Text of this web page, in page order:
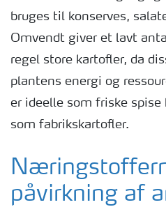
bruges til konserves,
Omvendt giver et lavt
regel store kartofler, da
plantens energi og
er ideelle som friske
som fabrikskartofler.
påvirkning af